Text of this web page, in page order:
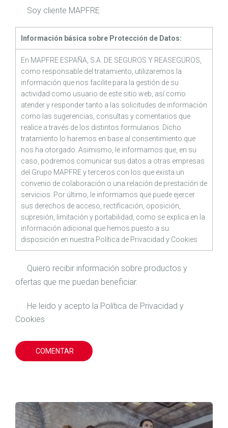
Soy cliente MAPFRE
Información básica sobre Protección de Datos:
En MAPFRE ESPAÑA, S.A. DE SEGUROS Y REASEGUROS,
como responsable del tratamiento, utilizaremos la
información que nos facilite para la gestión de su
actividad como usuario de este sitio web, así como
atender y responder tanto a las solicitudes de información
como las sugerencias, consultas y comentarios que
realice a través de los distintos formularios. Dicho
tratamiento lo haremos en base al consentimiento que
nos ha otorgado. Asimismo, le informamos que, en su
caso, podremos comunicar sus datos a otras empresas
del Grupo MAPFRE y terceros con los que exista un
convenio de colaboración o una relación de prestación de
servicios. Por último, le informamos que puede ejercer
sus derechos de acceso, rectificación, oposición,
supresión, limitación y portabilidad, como se explica en la
información adicional que hemos puesto a su
disposición en nuestra Política de Privacidad y Cookies
Quiero recibir información sobre productos y
ofertas que me puedan beneficiar.
He leido y acepto la Política de Privacidad y
Cookies
COMENTAR